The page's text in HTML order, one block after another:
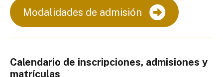
Modalidades de admisión
Calendario de inscripciones, admisiones y
matrículas